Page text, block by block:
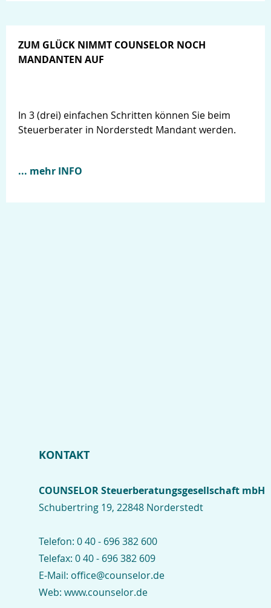
ZUM GLÜCK NIMMT COUNSELOR NOCH
MANDANTEN AUF
In 3 (drei) einfachen Schritten können Sie beim
Steuerberater in Norderstedt Mandant werden.
... mehr INFO
KONTAKT
COUNSELOR Steuerberatungsgesellschaft mbH
Schubertring 19, 22848 Norderstedt
Telefon: 0 40 - 696 382 600
Telefax: 0 40 - 696 382 609
E-Mail: office@counselor.de
Web: www.counselor.de